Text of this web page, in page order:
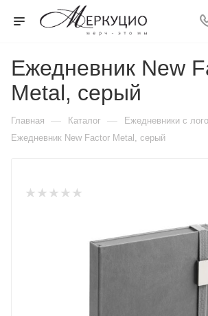
Ежедневник New
Metal, серый
Главная — Каталог — Ежедневники c
Ежедневник New Factor Metal, серый